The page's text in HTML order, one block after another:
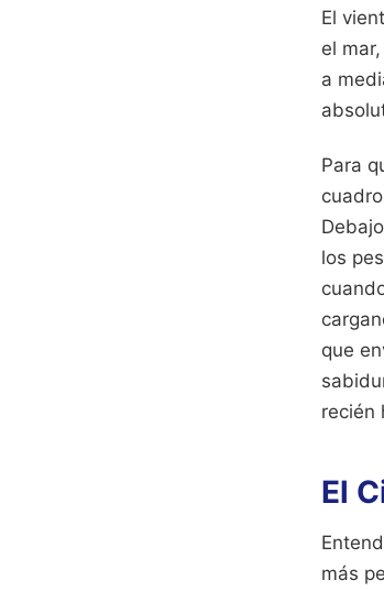
El
el
a
Para
los
que
recién
El
más